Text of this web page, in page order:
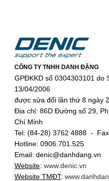
CÔNG TY TNHH DANH ĐẶNG
GPĐKKD số 0304303101 do
13/04/2006
được sửa đổi lần thứ 8 ngày
Địa chỉ: 86D Đường số 29,
Chí Minh
Tel: (84-28) 3762 4888 -
Hotline: 0906.701.525
Email: denic@danhdang.vn
Website: www.denic.vn
Website TMĐT: